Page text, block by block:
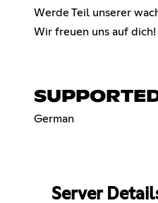
Werde Teil unserer
Wir freuen uns auf dich!
German
Server